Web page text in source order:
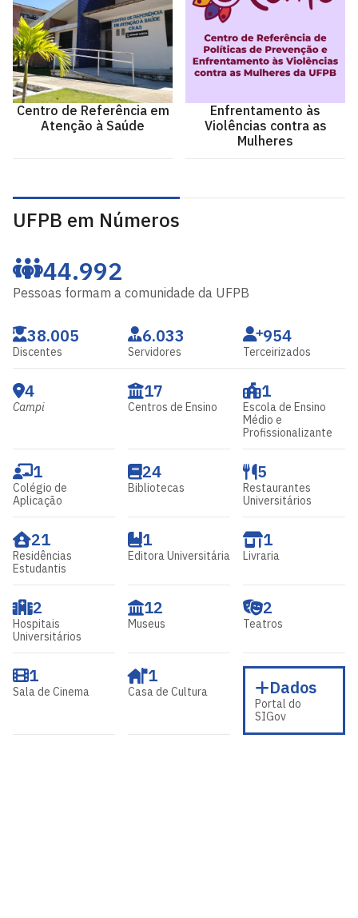
Centro de Referência em
Atenção à Saúde
Enfrentamento às
Violências contra as
Mulheres
UFPB em Números
44.992
Pessoas formam a comunidade da UFPB
38.005
Discentes
6.033
Servidores
954
Terceirizados
4
Campi
17
Centros de Ensino
1
Escola de Ensino
Médio e
Profissionalizante
1
Colégio de
Aplicação
24
Bibliotecas
5
Restaurantes
Universitários
21
Residências
Estudantis
1
Editora Universitária
1
Livraria
2
Hospitais
Universitários
12
Museus
2
Teatros
1
Sala de Cinema
1
Casa de Cultura Dados
Portal do
SIGov